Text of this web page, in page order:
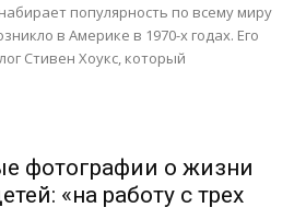
популярность по всему миру
в Америке в 1970-х годах. Его
Стивен Хоукс, который
фотографии о жизни
«на работу с трех